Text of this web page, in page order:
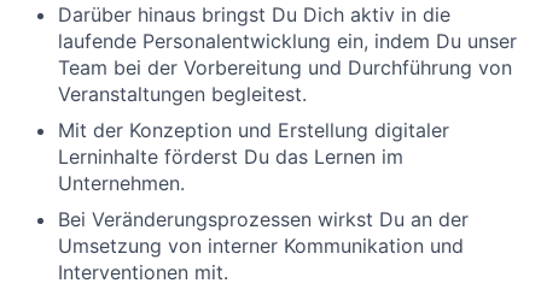
Darüber hinaus bringst Du Dich aktiv in die
laufende Personalentwicklung ein, indem Du unser
Team bei der Vorbereitung und Durchführung von
Veranstaltungen begleitest.
Mit der Konzeption und Erstellung digitaler
Lerninhalte förderst Du das Lernen im
Unternehmen.
Bei Veränderungsprozessen wirkst Du an der
Umsetzung von interner Kommunikation und
Interventionen mit.